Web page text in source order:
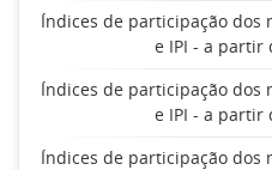
Índices de participação dos
e IPI - a partir
Índices de participação dos
e IPI - a partir
Índices de participação dos